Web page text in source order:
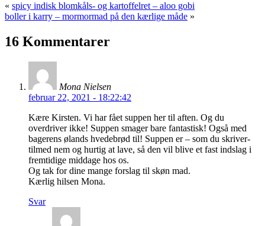
« spicy indisk blomkåls- og kartoffelret – aloo gobi
boller i karry – mormormad på den kærlige måde »
16 Kommentarer
Mona Nielsen
februar 22, 2021 - 18:22:42
Kære Kirsten. Vi har fået suppen her til aften. Og du
overdriver ikke! Suppen smager bare fantastisk! Også med
bagerens ølands hvedebrød til! Suppen er – som du skriver-
tilmed nem og hurtig at lave, så den vil blive et fast indslag i
fremtidige middage hos os.
Og tak for dine mange forslag til skøn mad.
Kærlig hilsen Mona.
Svar